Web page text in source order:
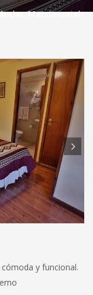
Matrimonial
y funcional.